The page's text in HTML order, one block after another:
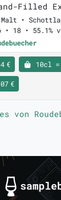
Filled
•
• 18 • 55.1%
€ 10cl =
€
von